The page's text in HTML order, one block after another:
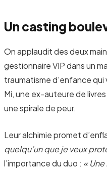
Un casting
On applaudit des deux
gestionnaire VIP dans un
traumatisme d’enfance qui
Mi, une ex-auteure de
une spirale de peur.
Leur alchimie promet
quelqu’un que je veux
l’importance du duo : «